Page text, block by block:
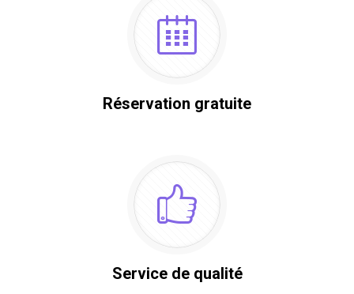
Réservation gratuite
Service de qualité